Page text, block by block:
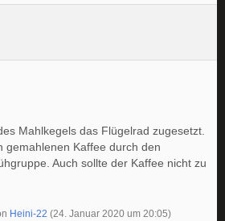
Mahlkegels das Flügelrad zugesetzt.
gemahlenen Kaffee durch den
Auch sollte der Kaffee nicht zu
Heini-22 (24. Januar 2020 um 20:05)